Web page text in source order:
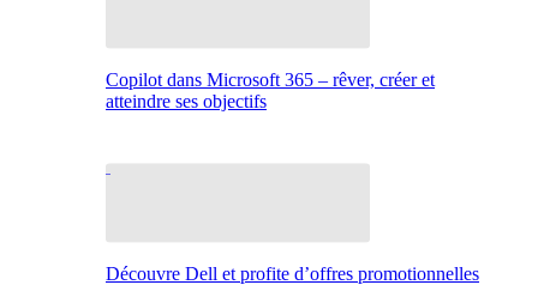
Copilot dans Microsoft 365 – rêver, créer et
atteindre ses objectifs
Découvre Dell et profite d’offres promotionnelles